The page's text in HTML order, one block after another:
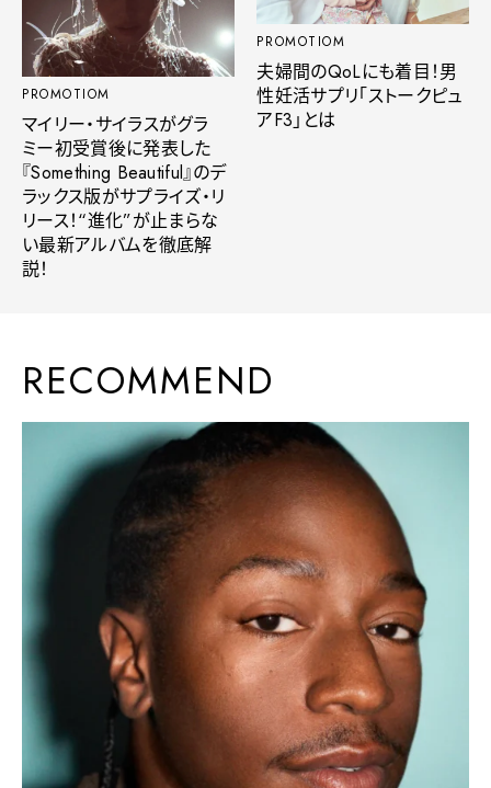
PROMOTIOM
マイリー・サイラスがグラ
ミー初受賞後に発表した
『Something Beautiful』のデ
ラックス版がサプライズ・リ
リース！“進化”が止まらな
い最新アルバムを徹底解
説！
PROMOTIOM
夫婦間のQoLにも着目！男
性妊活サプリ「ストークピュ
アF3」とは
RECOMMEND